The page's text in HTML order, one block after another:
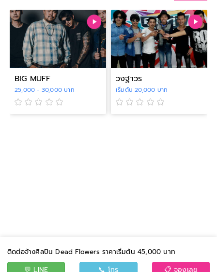
BIG MUFF
25,000 - 30,000 บาท
วงฐาวร
เริ่มต้น 20,000 บาท
ติดต่อจ้างศิลปิน Dead Flowers ราคาเริ่มต้น 45,000 บาท
💬 LINE
📞 โทร 📋 จองเลย